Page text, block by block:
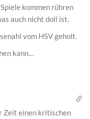
kommen rühren
auch nicht doll ist.
vom HSV geholt.
kann…
Zeit einen kritischen